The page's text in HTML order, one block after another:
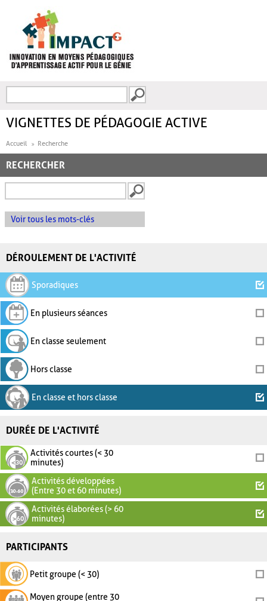
FORMULAIRE DE
VIGNETTES DE PÉDAGOGIE ACTIVE
Accueil Recherche
RECHERCHER
Voir tous les mots-clés
DÉROULEMENT DE L'ACTIVITÉ
Sporadiques
En plusieurs séances
En classe seulement
Hors classe
En classe et hors classe
DURÉE DE L'ACTIVITÉ
Activités courtes (< 30
minutes)
Activités développées
(Entre 30 et 60 minutes)
Activités élaborées (> 60
minutes)
PARTICIPANTS
Petit groupe (< 30)
Moyen groupe (entre 30